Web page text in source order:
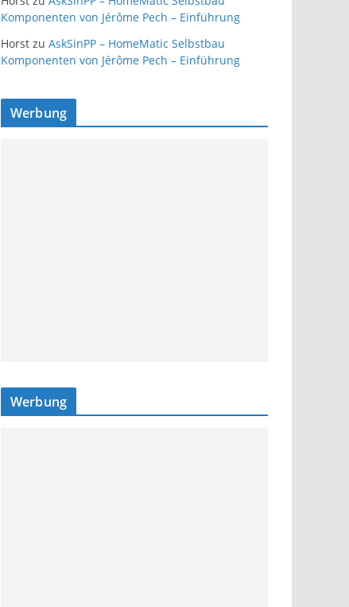
Komponenten von Jérôme Pech – Einführung
Horst zu AskSinPP – HomeMatic Selbstbau
Komponenten von Jérôme Pech – Einführung
Werbung
Werbung